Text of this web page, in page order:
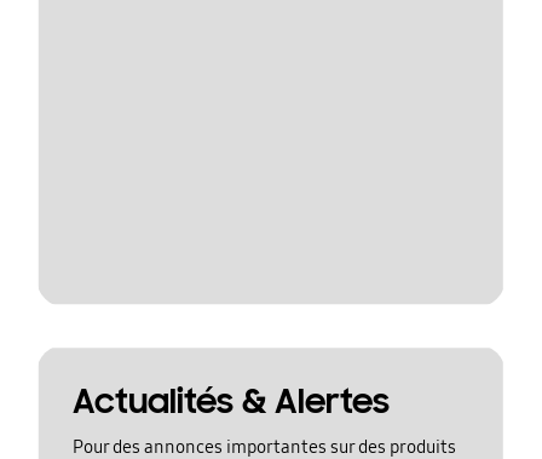
Actualités & Alertes
Pour des annonces importantes sur des produits